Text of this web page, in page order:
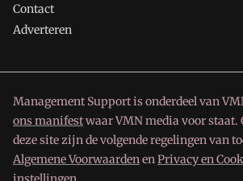
Contact
Adverteren
Management Support is onderdeel van
ons manifestwaar VMN media voor staat.
deze site zijn de volgende regelingen van
Algemene VoorwaardenenPrivacy en